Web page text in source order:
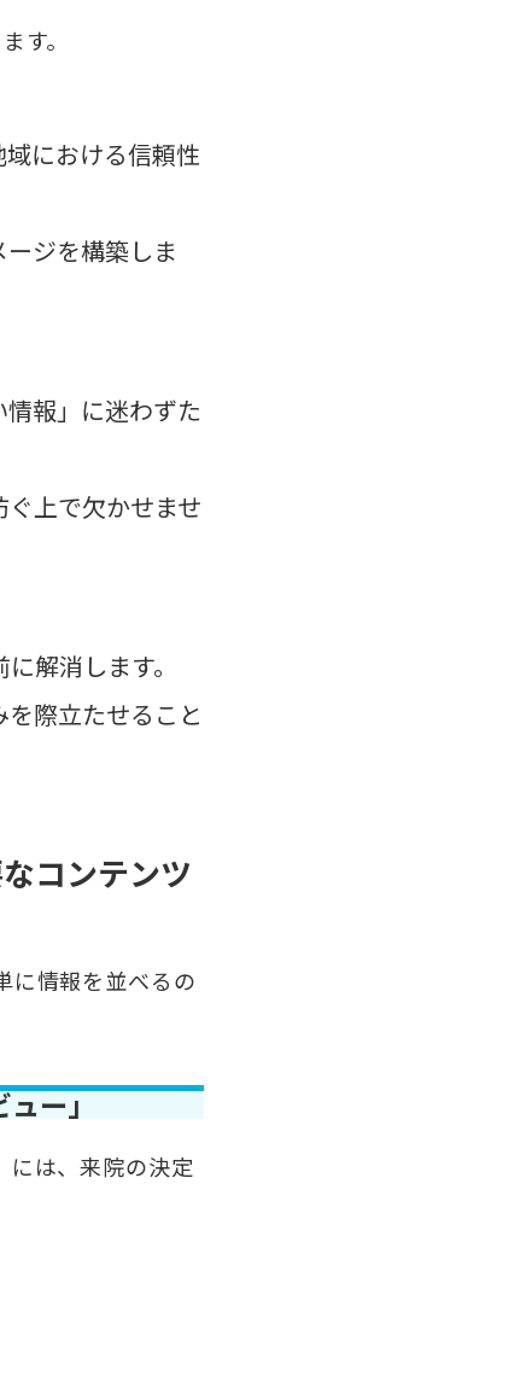
す。
における信頼性
ジを構築しま
報」に迷わずた
上で欠かせませ
解消します。
際立たせること
コンテンツ
に情報を並べるの
ュー」
には、来院の決定